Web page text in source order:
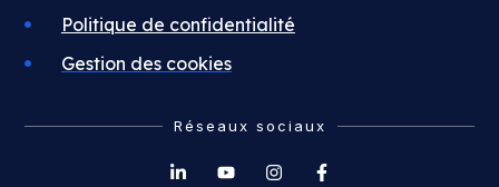
Politique de confidentialité
Gestion des cookies
Réseaux sociaux